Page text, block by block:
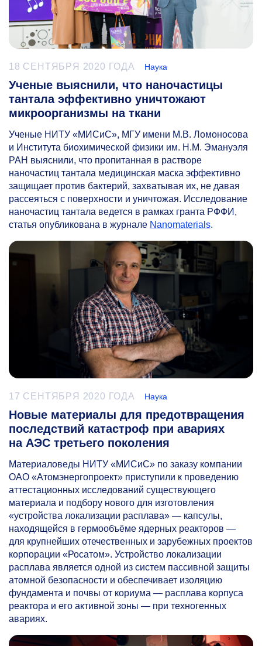
18 СЕНТЯБРЯ 2020 ГОДА Наука
Ученые выяснили, что наночастицы
тантала эффективно уничтожают
микроорганизмы на ткани
Ученые НИТУ «МИСиС», МГУ имени М.В. Ломоносова
и Института биохимической физики им. Н.М. Эмануэля
РАН выяснили, что пропитанная в растворе
наночастиц тантала медицинская маска эффективно
защищает против бактерий, захватывая их, не давая
рассеяться с поверхности и уничтожая. Исследование
наночастиц тантала ведется в рамках гранта РФФИ,
статья опубликована в журнале Nanomaterials.
17 СЕНТЯБРЯ 2020 ГОДА Наука
Новые материалы для предотвращения
последствий катастроф при авариях
на АЭС третьего поколения
Материаловеды НИТУ «МИСиС» по заказу компании
ОАО «Атомэнергопроект» приступили к проведению
аттестационных исследований существующего
материала и подбору нового для изготовления
«устройства локализации расплава» — капсулы,
находящейся в гермообъёме ядерных реакторов —
для крупнейших отечественных и зарубежных проектов
корпорации «Росатом». Устройство локализации
расплава является одной из систем пассивной защиты
атомной безопасности и обеспечивает изоляцию
фундамента и почвы от кориума — расплава корпуса
реактора и его активной зоны — при техногенных
авариях.